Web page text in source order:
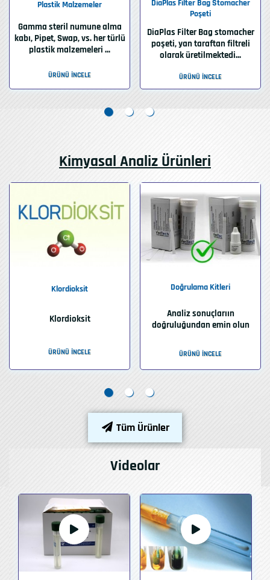
Plastik Malzemeler
Gamma steril numune alma
kabı, Pipet, Swap, vs. her türlü
plastik malzemeleri ...
ÜRÜNÜ İNCELE
DiaPlas Filter Bag Stomacher
Poşeti
DiaPlas Filter Bag stomacher
poşeti, yan taraftan filtreli
olarak üretilmektedi...
ÜRÜNÜ İNCELE
Kimyasal Analiz Ürünleri
Klordioksit
Klordioksit
ÜRÜNÜ İNCELE
Doğrulama Kitleri
Analiz sonuçlarıın
doğruluğundan emin olun
ÜRÜNÜ İNCELE
Tüm Ürünler
Videolar